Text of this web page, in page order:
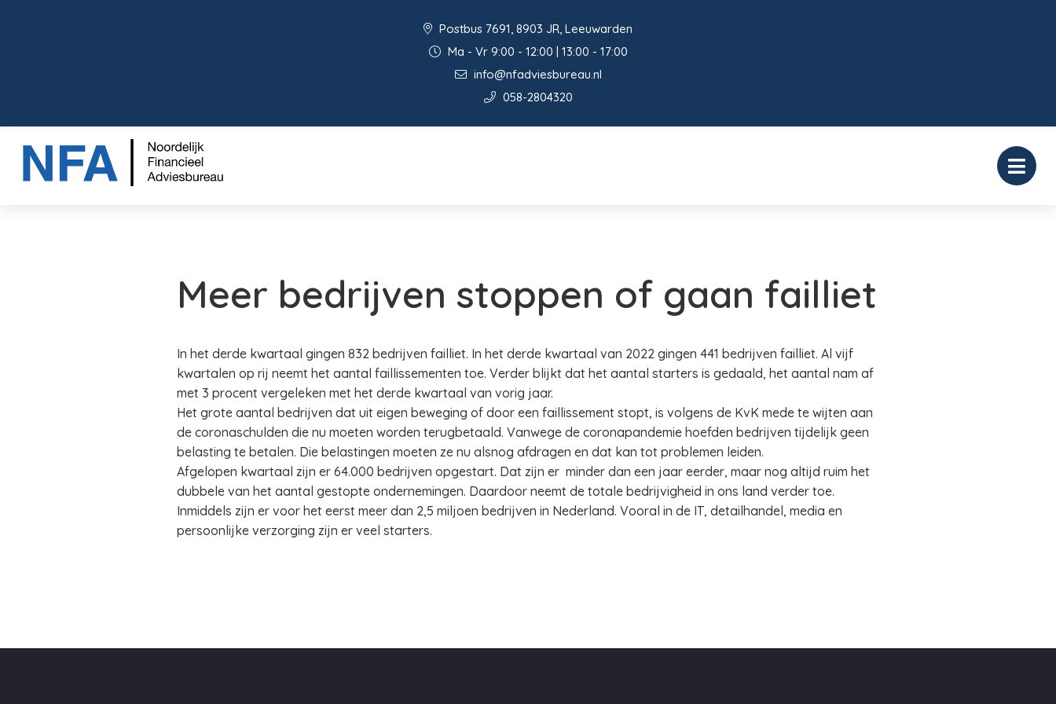
Postbus 7691, 8903 JR, Leeuwarden
Ma - Vr 9:00 - 12:00 | 13:00 - 17:00
info@nfadviesbureau.nl
058-2804320
Meer bedrijven stoppen of gaan failliet
In het derde kwartaal gingen 832 bedrijven failliet. In het derde kwartaal van 2022 gingen 441 bedrijven failliet. Al vijf
kwartalen op rij neemt het aantal faillissementen toe. Verder blijkt dat het aantal starters is gedaald, het aantal nam af
met 3 procent vergeleken met het derde kwartaal van vorig jaar.
Het grote aantal bedrijven dat uit eigen beweging of door een faillissement stopt, is volgens de KvK mede te wijten aan
de coronaschulden die nu moeten worden terugbetaald. Vanwege de coronapandemie hoefden bedrijven tijdelijk geen
belasting te betalen. Die belastingen moeten ze nu alsnog afdragen en dat kan tot problemen leiden.
Afgelopen kwartaal zijn er 64.000 bedrijven opgestart. Dat zijn er minder dan een jaar eerder, maar nog altijd ruim het
dubbele van het aantal gestopte ondernemingen. Daardoor neemt de totale bedrijvigheid in ons land verder toe.
Inmiddels zijn er voor het eerst meer dan 2,5 miljoen bedrijven in Nederland. Vooral in de IT, detailhandel, media en
persoonlijke verzorging zijn er veel starters.